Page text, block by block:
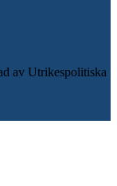
av Utrikespolitiska